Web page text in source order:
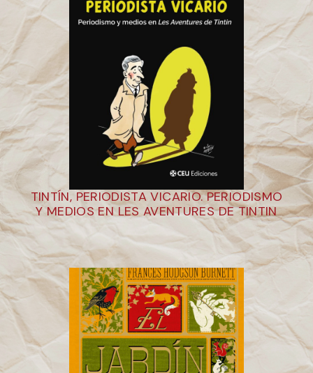
TINTÍN, PERIODISTA VICARIO. PERIODISMO
Y MEDIOS EN LES AVENTURES DE TINTIN